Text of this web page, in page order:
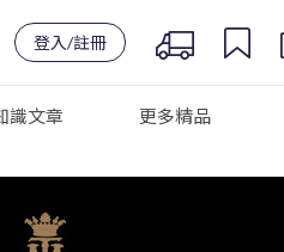
登入/註冊
識文章 更多精品